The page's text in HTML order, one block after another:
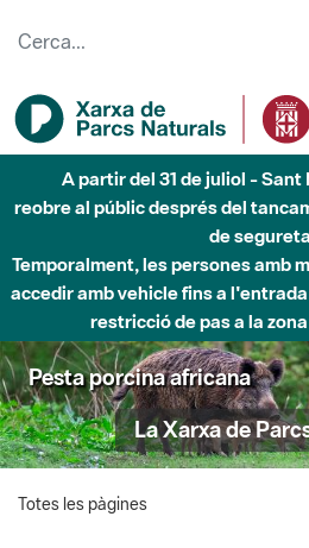
A partir del 31 de juliol -
reobre al públic després del
de
Temporalment, les persones amb
accedir amb vehicle fins a
restricció de pas a la
Pesta porcina africana
La Xarxa de
Totes les pàgines